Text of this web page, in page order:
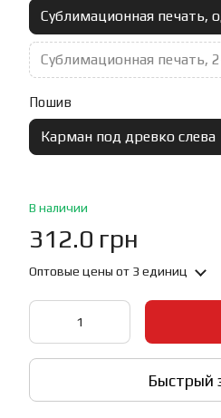
Сублимационная печать,
Сублимационная печать,
Пошив
Карман под древко слева
В наличии
312.0 грн
Оптовые цены от 3 единиц
Быстрый